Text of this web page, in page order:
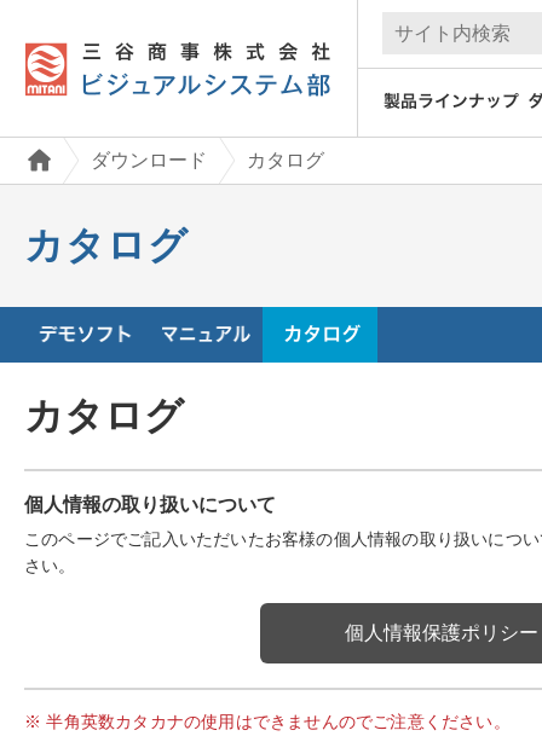
ダウンロード カタログ
カタログ
カタログ
個人情報の取り扱いについて
このページでご記入いただいたお客様の個人情報の取り扱いにつ
さい。
個人情報保護ポリシー
※ 半角英数カタカナの使用はできませんのでご注意ください。